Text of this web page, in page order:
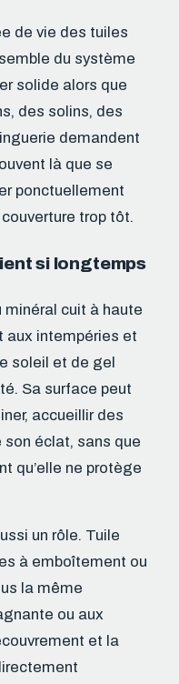
de vie des tuiles
du système
solide alors que
des solins, des
demandent
là que se
ponctuellement
trop tôt.
si longtemps
cuit à haute
aux intempéries et
soleil et de gel
Sa surface peut
accueillir des
son éclat, sans que
qu’elle ne protège
un rôle. Tuile
à emboîtement ou
la même
ou aux
et la